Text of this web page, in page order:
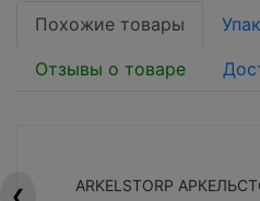
Похожие товары
Отзывы о товаре
❮
ARKELSTORP